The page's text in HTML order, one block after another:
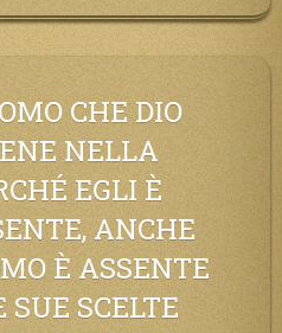
CHE DIO
NELLA
EGLI È
ANCHE
È ASSENTE
SUE SCELTE